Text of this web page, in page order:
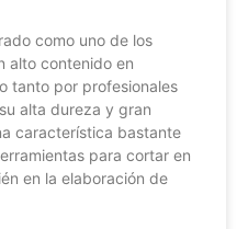
como uno de los
alto contenido en
tanto por profesionales
alta dureza y gran
característica bastante
para cortar en
en la elaboración de